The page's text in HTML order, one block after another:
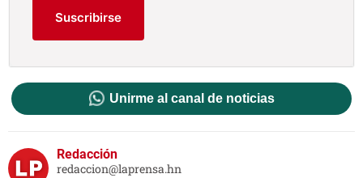
Suscribirse
Unirme al canal de noticias
Redacción
redaccion@laprensa.hn